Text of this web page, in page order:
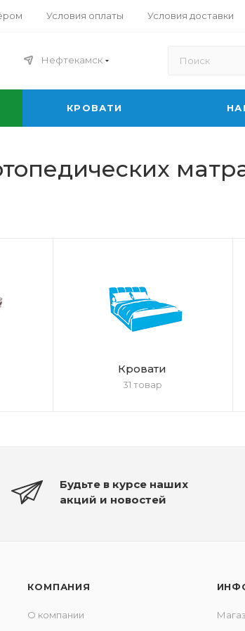
Условия оплаты Условия доставки
Нефтекамск
КРОВАТИ
Кровати
31 товар
Будьте в курсе наших
акций и новостей
КОМПАНИЯ
О компании